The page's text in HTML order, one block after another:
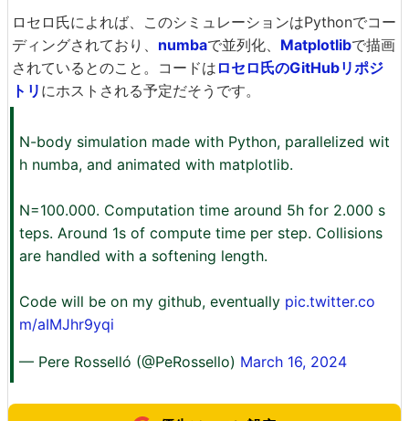
ロセロ氏によれば、このシミュレーションはPythonでコー
ディングされており、 numbaで並列化、 Matplotlibで描画
されているとのこと。コードは ロセロ氏のGitHubリポジ
トリ にホストされる予定だそうです。
N-body simulation made with Python, parallelized wit
h numba, and animated with matplotlib.
N=100.000. Computation time around 5h for 2.000 s
teps. Around 1s of compute time per step. Collisions
are handled with a softening length.
Code will be on my github, eventually pic.twitter.co
m/aIMJhr9yqi
— Pere Rosselló (@PeRossello) March 16, 2024